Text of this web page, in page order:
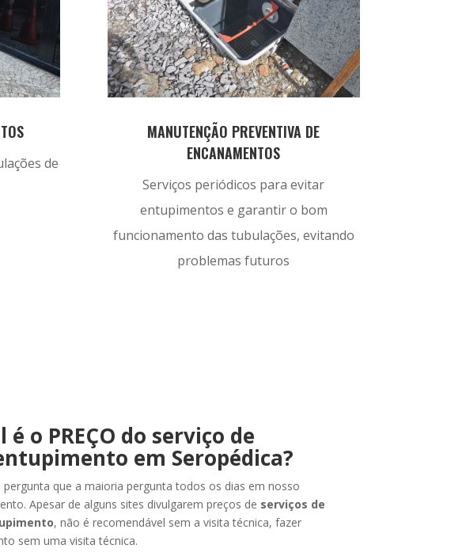
de
MANUTENÇÃO PREVENTIVA DE
ENCANAMENTOS
Serviços periódicos para evitar
entupimentos e garantir o bom
funcionamento das tubulações, evitando
problemas futuros
é o PREÇO do serviço de
em Seropédica?
pergunta que a maioria pergunta todos os dias em nosso
Apesar de alguns sites divulgarem preços de serviços de
, não é recomendável sem a visita técnica, fazer
sem uma visita técnica.